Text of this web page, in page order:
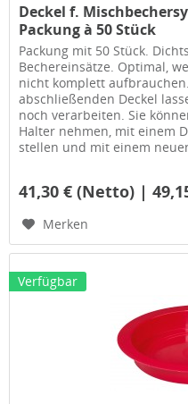
Deckel f.
Packung à 50 Stück
Packung mit 50 Stück.
Bechereinsätze. Optimal,
nicht komplett
abschließenden Deckel
noch verarbeiten. Sie
Halter nehmen, mit einem
stellen und mit einem
41,30 € (Netto) |
Merken
Verfügbar